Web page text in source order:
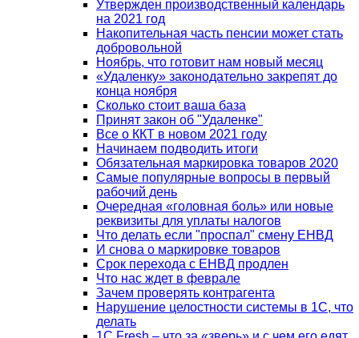
Утвержден производственный календарь
на 2021 год
Накопительная часть пенсии может стать
добровольной
Ноябрь, что готовит нам новый месяц
«Удаленку» законодательно закрепят до
конца ноября
Сколько стоит ваша база
Принят закон об "Удаленке"
Все о ККТ в новом 2021 году
Начинаем подводить итоги
Обязательная маркировка товаров 2020
Самые популярные вопросы в первый
рабочий день
Очередная «головная боль» или новые
реквизиты для уплаты налогов
Что делать если "проспал" смену ЕНВД
И снова о маркировке товаров
Срок перехода с ЕНВД продлен
Что нас ждет в феврале
Зачем проверять контрагента
Нарушение целостности системы в 1С, что
делать